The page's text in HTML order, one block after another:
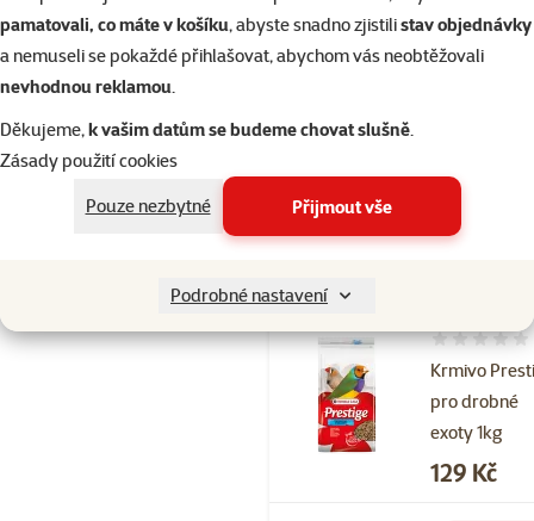
pamatovali, co máte v košíku, abyste snadno zjistilistav objednávky
a nemuseli se pokaždé přihlašovat, abychom vás neobtěžovali
nevhodnou reklamou.
Děkujeme,k vašim datům se budeme chovat slušně.
Zásady použití cookies
Pouze nezbytné
Přijmout vše
Podrobné nastavení
Hodnocení
Cena
179 Kč
Skladem
Krmivo
pro drobné
exoty 1kg
Hodnocení
Cena
129 Kč